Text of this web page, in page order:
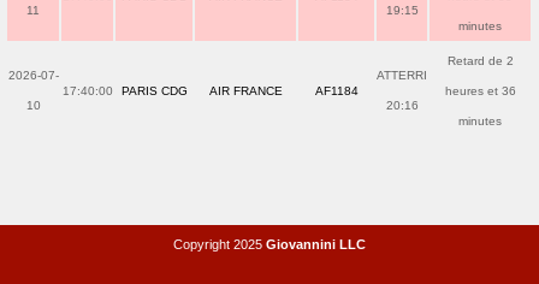
11 19:15
minutes
2026-07-
10
17:40:00 PARIS CDG AIR FRANCE AF1184
ATTERRI
20:16
Retard de 2
heures et 36
minutes
Copyright 2025 Giovannini LLC